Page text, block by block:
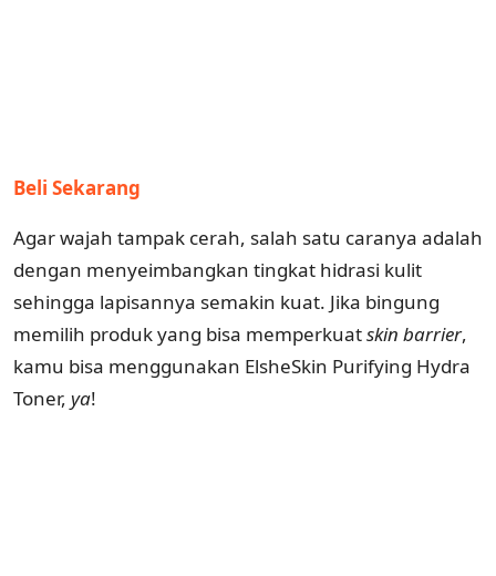
Beli Sekarang
Agar wajah tampak cerah, salah satu caranya adalah
dengan menyeimbangkan tingkat hidrasi kulit
sehingga lapisannya semakin kuat. Jika bingung
memilih produk yang bisa memperkuatskin barrier,
kamu bisa menggunakan ElsheSkin Purifying Hydra
Toner, ya!